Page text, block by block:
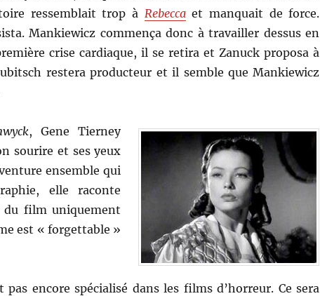
ressemblait trop à Rebeccaet manquait de force.
Mankiewicz commença donc à travailler dessus en
crise cardiaque, il se retira et Zanuck proposa à
restera producteur et il semble que Mankiewicz
, Gene Tierney
sourire et ses yeux
ensemble qui
elle raconte
film uniquement
est « forgettable »
encore spécialisé dans les films d’horreur. Ce sera